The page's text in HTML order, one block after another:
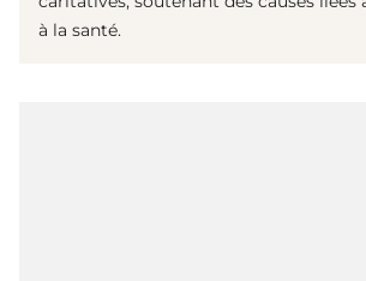
à la santé.